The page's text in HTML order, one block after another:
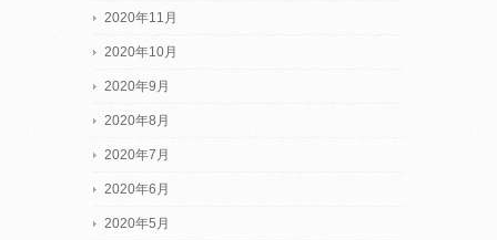
2020年11月
2020年10月
2020年9月
2020年8月
2020年7月
2020年6月
2020年5月